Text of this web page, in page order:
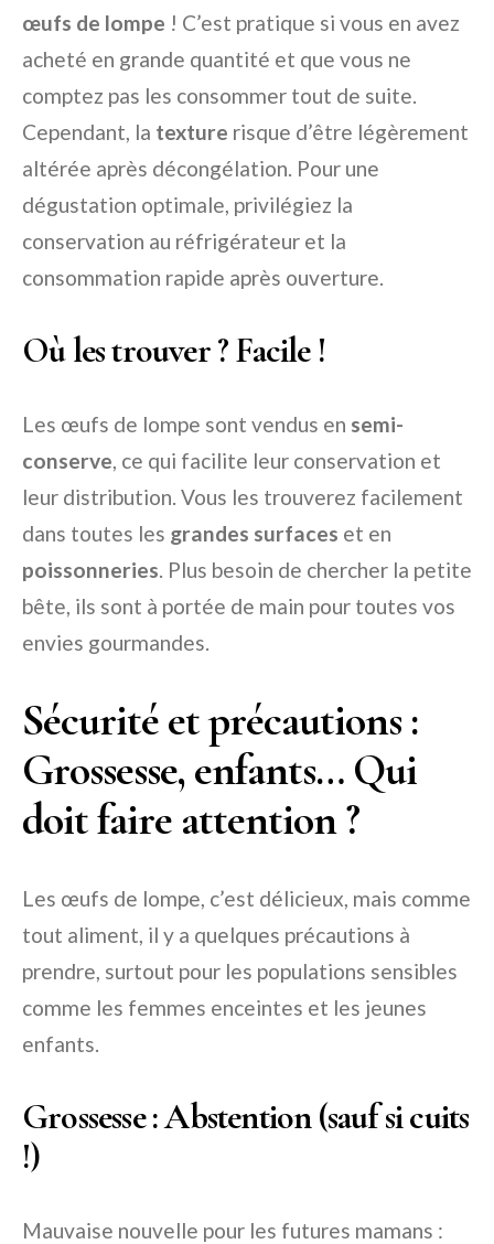
œufs de lompe ! C’est pratique si vous en avez
acheté en grande quantité et que vous ne
comptez pas les consommer tout de suite.
Cependant, la texture risque d’être légèrement
altérée après décongélation. Pour une
dégustation optimale, privilégiez la
conservation au réfrigérateur et la
consommation rapide après ouverture.
Où les trouver ? Facile !
Les œufs de lompe sont vendus en semi-
conserve, ce qui facilite leur conservation et
leur distribution. Vous les trouverez facilement
dans toutes les grandes surfaces et en
poissonneries. Plus besoin de chercher la petite
bête, ils sont à portée de main pour toutes vos
envies gourmandes.
Sécurité et précautions :
Grossesse, enfants… Qui
doit faire attention ?
Les œufs de lompe, c’est délicieux, mais comme
tout aliment, il y a quelques précautions à
prendre, surtout pour les populations sensibles
comme les femmes enceintes et les jeunes
enfants.
Grossesse : Abstention (sauf si cuits
!)
Mauvaise nouvelle pour les futures mamans :